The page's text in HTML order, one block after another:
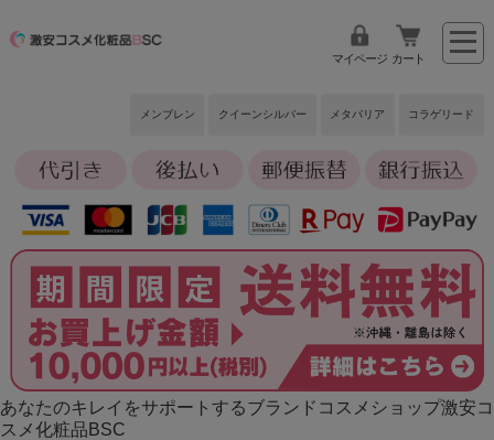
メンブレン クイーンシルバー メタバリア コラゲリード
マイページ カート
あなたのキレイをサポートするブランドコスメショップ激安コ
スメ化粧品BSC